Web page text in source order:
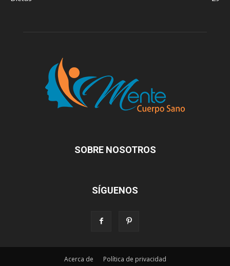
SOBRE NOSOTROS
SÍGUENOS
Acerca de Política de privacidad